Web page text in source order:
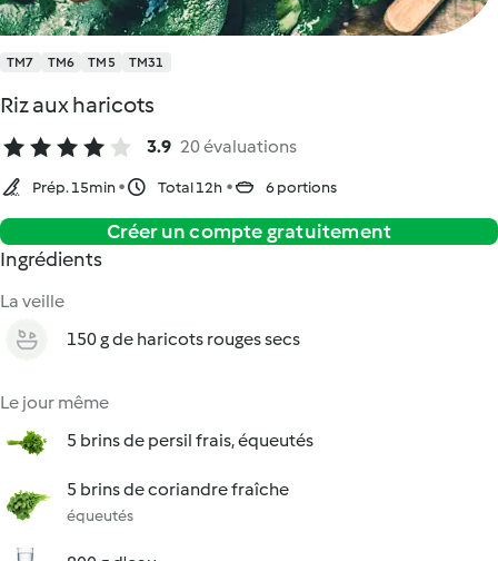
TM7 TM6 TM5 TM31
Riz aux haricots
3.9 20 évaluations
Prép. 15min Total 12h 6 portions
Créer un compte gratuitement
Ingrédients
La veille
150 g de haricots rouges secs
Le jour même
5 brins de persil frais, équeutés
5 brins de coriandre fraîche
équeutés